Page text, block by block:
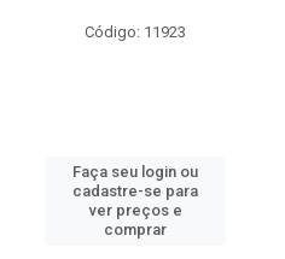
Código: 11923
Faça seu login ou
cadastre-se para
ver preços e
comprar